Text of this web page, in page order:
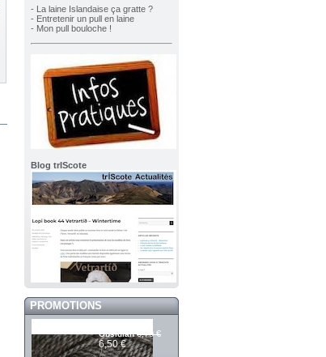
- La laine Islandaise ça gratte ?
- Entretenir un pull en laine
- Mon pull bouloche !
Blog trIScote
PROMOTIONS
Obsidian 6,70 €
6,50 €